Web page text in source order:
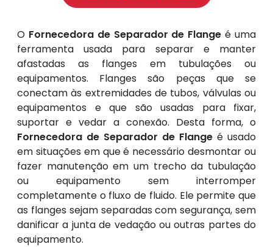
O Fornecedora de Separador de Flange é uma
ferramenta usada para separar e manter
afastadas as flanges em tubulações ou
equipamentos. Flanges são peças que se
conectam às extremidades de tubos, válvulas ou
equipamentos e que são usadas para fixar,
suportar e vedar a conexão. Desta forma, o
Fornecedora de Separador de Flange é usado
em situações em que é necessário desmontar ou
fazer manutenção em um trecho da tubulação
ou equipamento sem interromper
completamente o fluxo de fluido. Ele permite que
as flanges sejam separadas com segurança, sem
danificar a junta de vedação ou outras partes do
equipamento.